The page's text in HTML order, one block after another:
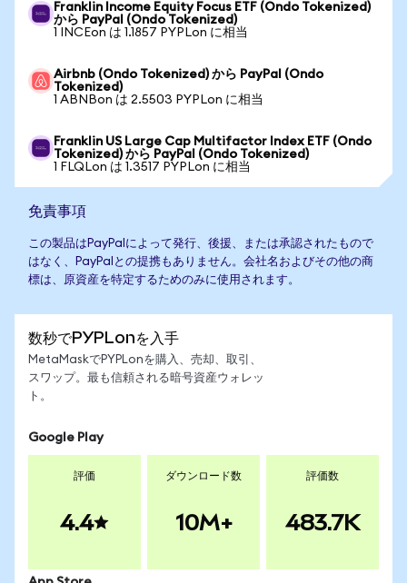
Franklin Income Equity Focus ETF (Ondo Tokenized)
から PayPal (Ondo Tokenized)
1 INCEon は 1.1857 PYPLon に相当
Airbnb (Ondo Tokenized) から PayPal (Ondo
Tokenized)
1 ABNBon は 2.5503 PYPLon に相当
Franklin US Large Cap Multifactor Index ETF (Ondo
Tokenized) から PayPal (Ondo Tokenized)
1 FLQLon は 1.3517 PYPLon に相当
免責事項
この製品はPayPalによって発行、後援、または承認されたもので
はなく、PayPalとの提携もありません。会社名およびその他の商
標は、原資産を特定するためのみに使用されます。
数秒でPYPLonを入手
MetaMaskでPYPLonを購入、売却、取引、
スワップ。最も信頼される暗号資産ウォレッ
ト。
Google Play
評価
4.4
ダウンロード数
10M+
評価数
483.7K